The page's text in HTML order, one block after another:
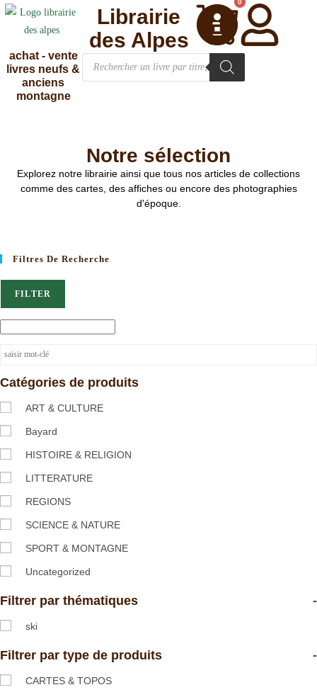
achat - vente
livres neufs &
anciens
montagne
0
Librairie
des Alpes
Notre sélection
Explorez notre librairie ainsi que tous nos articles de collections
comme des cartes, des affiches ou encore des photographies
d'époque.
Filtres De Recherche
FILTER
Catégories de produits
ART & CULTURE
Bayard
HISTOIRE & RELIGION
LITTERATURE
REGIONS
SCIENCE & NATURE
SPORT & MONTAGNE
Uncategorized
Filtrer par thématiques -
ski
Filtrer par type de produits -
CARTES & TOPOS